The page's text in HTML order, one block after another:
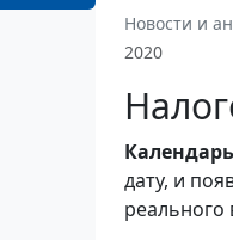
Новости и
2020
Календарь
дату, и
реального